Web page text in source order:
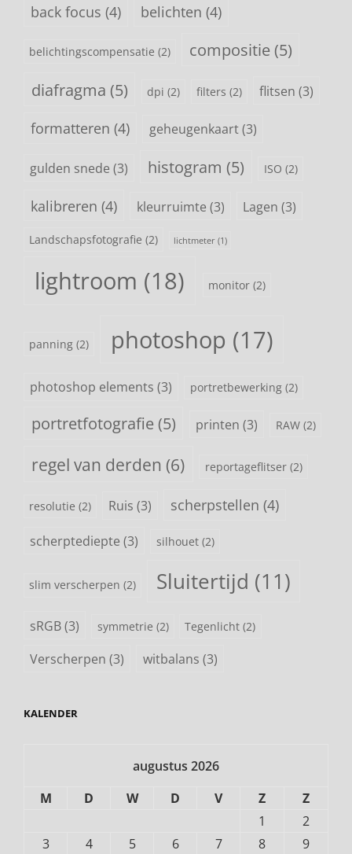
back focus (4) belichten (4)
belichtingscompensatie (2) compositie (5)
diafragma (5) dpi (2) filters (2) flitsen (3)
formatteren (4) geheugenkaart(3)
gulden snede (3) histogram (5) ISO (2)
kalibreren (4) kleurruimte (3) Lagen (3)
Landschapsfotografie (2) lichtmeter(1)
lightroom (18) monitor (2)
panning (2) photoshop (17)
photoshop elements (3) portretbewerking(2)
portretfotografie (5) printen (3) RAW(2)
regel van derden (6) reportageflitser(2)
resolutie (2) Ruis (3) scherpstellen (4)
scherptediepte (3) silhouet(2)
slim verscherpen (2) Sluitertijd (11)
sRGB(3) symmetrie (2) Tegenlicht (2)
Verscherpen (3) witbalans (3)
KALENDER
augustus 2026
M
D W D V Z
Z
1
2
3
4 5 6 7 8
9